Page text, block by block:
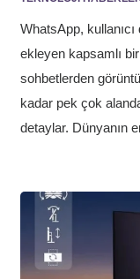
WhatsApp,
ekleyen kapsamlı
sohbetlerden
kadar pek çok
detaylar. Dünyanın